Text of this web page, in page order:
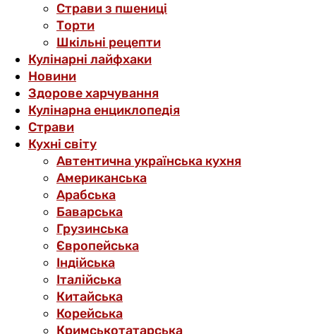
Страви з пшениці
Торти
Шкільні рецепти
Кулінарні лайфхаки
Новини
Здорове харчування
Кулінарна енциклопедія
Страви
Кухні світу
Автентична українська кухня
Американська
Арабська
Баварська
Грузинська
Європейська
Індійська
Італійська
Китайська
Корейська
Кримськотатарська